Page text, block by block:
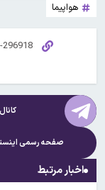
هواپیما
صفحه رسمی
اخبار مرتبط